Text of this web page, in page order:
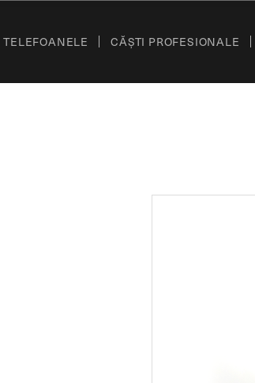
TELEFOANELE CĂȘTI PROFESIONALE